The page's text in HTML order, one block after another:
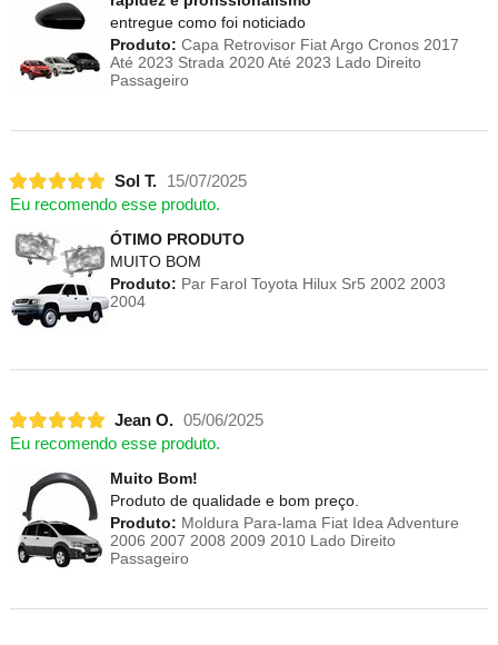
entregue como foi noticiado
Produto: Capa Retrovisor Fiat Argo Cronos 2017
Até 2023 Strada 2020 Até 2023 Lado Direito
Passageiro
Sol T.
15/07/2025
Eu recomendo esse produto.
ÓTIMO PRODUTO
MUITO BOM
Produto: Par Farol Toyota Hilux Sr5 2002 2003
2004
Jean O. 05/06/2025
Eu recomendo esse produto.
Muito Bom!
Produto de qualidade e bom preço.
Produto: Moldura Para-lama Fiat Idea Adventure
2006 2007 2008 2009 2010 Lado Direito
Passageiro